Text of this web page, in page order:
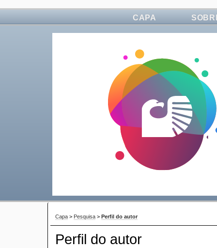
CAPA
Capa > Pesquisa > Perfil do autor
Perfil do autor